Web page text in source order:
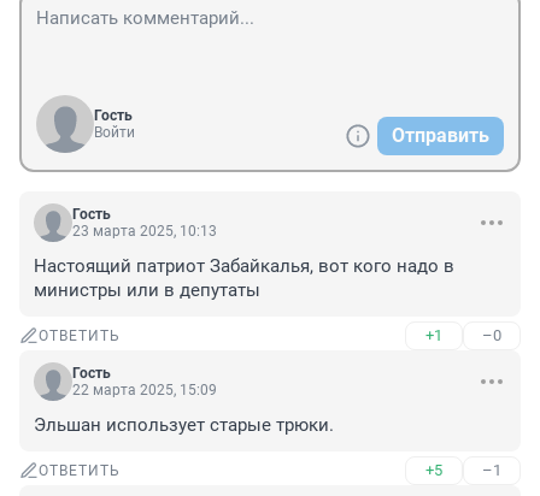
Гость
Войти
Отправить
Гость
23 марта 2025, 10:13
Настоящий патриот Забайкалья, вот кого надо в
министры или в депутаты
ОТВЕТИТЬ +1 –0
Гость
22 марта 2025, 15:09
Эльшан использует старые трюки.
ОТВЕТИТЬ +5 –1